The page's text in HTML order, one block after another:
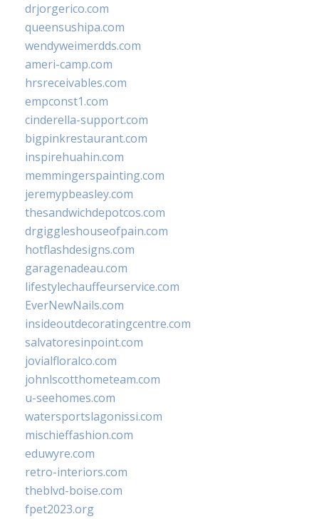
drjorgerico.com
queensushipa.com
wendyweimerdds.com
ameri-camp.com
hrsreceivables.com
empconst1.com
cinderella-support.com
bigpinkrestaurant.com
inspirehuahin.com
memmingerspainting.com
jeremypbeasley.com
thesandwichdepotcos.com
drgiggleshouseofpain.com
hotflashdesigns.com
garagenadeau.com
lifestylechauffeurservice.com
EverNewNails.com
insideoutdecoratingcentre.com
salvatoresinpoint.com
jovialfloralco.com
johnlscotthometeam.com
u-seehomes.com
watersportslagonissi.com
mischieffashion.com
eduwyre.com
retro-interiors.com
theblvd-boise.com
fpet2023.org